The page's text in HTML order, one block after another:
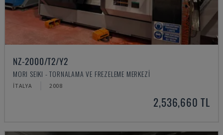
NZ-2000/T2/Y2
MORI SEIKI - TORNALAMA VE FREZELEME MERKEZI
İTALYA 2008
2,536,660 TL